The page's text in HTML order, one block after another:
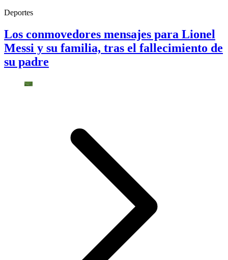
Deportes
Los conmovedores mensajes para Lionel
Messi y su familia, tras el fallecimiento de
su padre